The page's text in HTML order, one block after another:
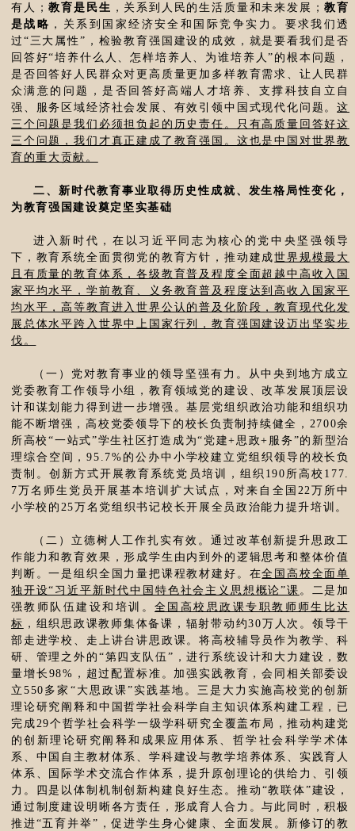
有人；教育是民生 ，关系到人民的生活质量和未来发展；教育
是战略 ，关系到国家经济安全和国际竞争实力。要求我们透
过“三大属性”，检验教育强国建设的成效，就是要看我们是否
回答好“培养什么人、怎样培养人、为谁培养人”的根本问题，
是否回答好人民群众对更高质量更加多样教育需求、让人民群
众满意的问题，是否回答好高端人才培养、支撑科技自立自
强、服务区域经济社会发展、有效引领中国式现代化问题。这
三个问题是我们必须担负起的历史责任。只有高质量回答好这
三个问题，我们才真正建成了教育强国。这也是中国对世界教
育的重大贡献。
二、新时代教育事业取得历史性成就、发生格局性变化，
为教育强国建设奠定坚实基础
进入新时代，在以习近平同志为核心的党中央坚强领导
下，教育系统全面贯彻党的教育方针，推动建成世界规模最大
且有质量的教育体系，各级教育普及程度全面超越中高收入国
家平均水平，学前教育、义务教育普及程度达到高收入国家平
均水平，高等教育进入世界公认的普及化阶段，教育现代化发
展总体水平跨入世界中上国家行列，教育强国建设迈出坚实步
伐。
（一）党对教育事业的领导坚强有力。从中央到地方成立
党委教育工作领导小组，教育领域党的建设、改革发展顶层设
计和谋划能力得到进一步增强。基层党组织政治功能和组织功
能不断增强，高校党委领导下的校长负责制持续健全，2700余
所高校“一站式”学生社区打造成为“党建+思政+服务”的新型治
理综合空间，95.7%的公办中小学校建立党组织领导的校长负
责制。创新方式开展教育系统党员培训，组织190所高校177.
7万名师生党员开展基本培训扩大试点，对来自全国22万所中
小学校的25万名党组织书记校长开展全员政治能力提升培训。
（二）立德树人工作扎实有效。通过改革创新提升思政工
作能力和教育效果，形成学生由内到外的逻辑思考和整体价值
判断。一是组织全国力量把课程教材建好。在全国高校全面单
独开设“习近平新时代中国特色社会主义思想概论”课 。二是加
强教师队伍建设和培训。 全国高校思政课专职教师师生比达
标 ，组织思政课教师集体备课，辐射带动约30万人次。领导干
部走进学校、走上讲台讲思政课。将高校辅导员作为教学、科
研、管理之外的“第四支队伍”，进行系统设计和大力建设，数
量增长98%，超过配置标准。加强实践教育，会同相关部委设
立550多家“大思政课”实践基地。三是大力实施高校党的创新
理论研究阐释和中国哲学社会科学自主知识体系构建工程，已
完成29个哲学社会科学一级学科研究全覆盖布局，推动构建党
的创新理论研究阐释和成果应用体系、哲学社会科学学术体
系、中国自主教材体系、学科建设与教学培养体系、实践育人
体系、国际学术交流合作体系，提升原创理论的供给力、引领
力。四是以体制机制创新构建良好生态。推动“教联体”建设，
通过制度建设明晰各方责任，形成育人合力。与此同时，积极
推进“五育并举”，促进学生身心健康、全面发展。新修订的教